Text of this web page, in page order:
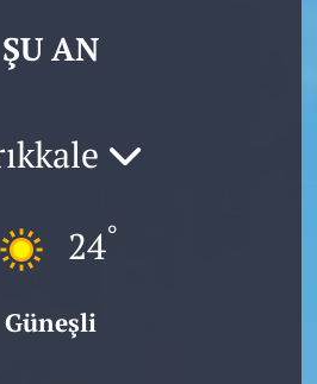
ŞU AN
24°
Güneşli